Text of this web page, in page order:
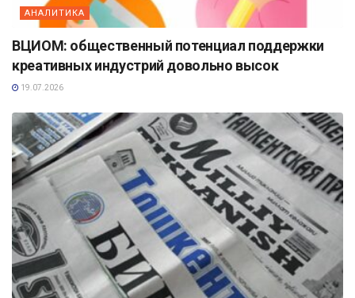
АНАЛИТИКА
ВЦИОМ: общественный потенциал поддержки
креативных индустрий довольно высок
19.07.2026